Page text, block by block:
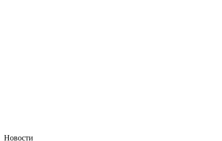
Новости